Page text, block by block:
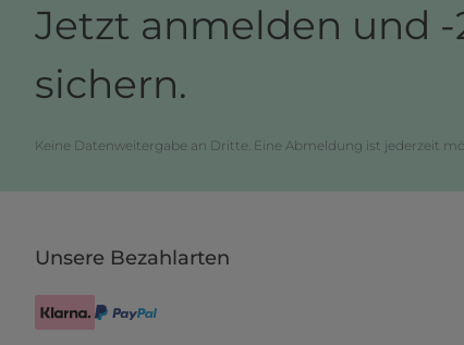
Jetzt anmelden und -
sichern.
Keine Datenweitergabe an Dritte. Eine Abmeldung ist jederzeit
Unsere Bezahlarten